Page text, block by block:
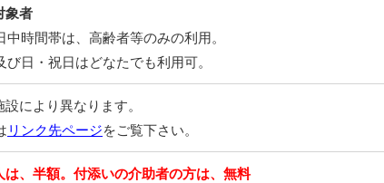
象者
中時間帯は、高齢者等のみの利用。
び日・祝日はどなたでも利用可。
により異なります。
リンク先ページをご覧下さい。
、半額。付添いの介助者の方は、無料